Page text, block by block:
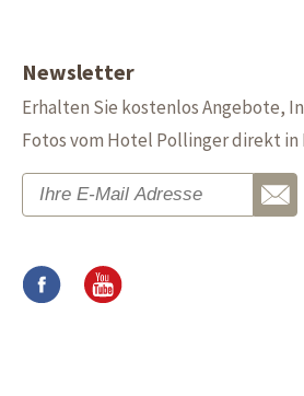
Newsletter
Erhalten Sie kostenlos Angebote,
Fotos vom Hotel Pollinger direkt in